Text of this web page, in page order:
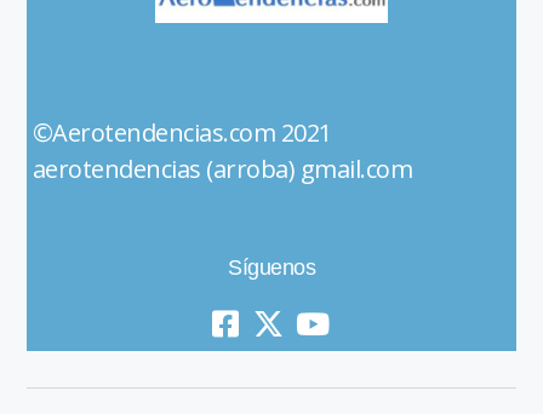
©Aerotendencias.com 2021
aerotendencias (arroba) gmail.com
Síguenos